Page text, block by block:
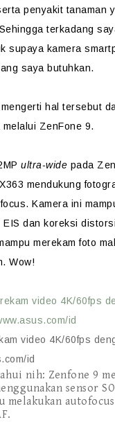
penyakit tanaman
terkadang
supaya kamera
saya butuhkan.
hal tersebut
ZenFone 9.
ultra-wide pada
mendukung
Kamera ini
EIS dan koreksi
merekam foto
Wow!
video 4K/60fps
id
nih: Zenfone 9
sensor
melakukan